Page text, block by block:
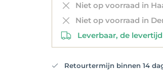
Niet op voorraad in
Niet op voorraad in
Leverbaar, de
Retourtermijn binnen 14